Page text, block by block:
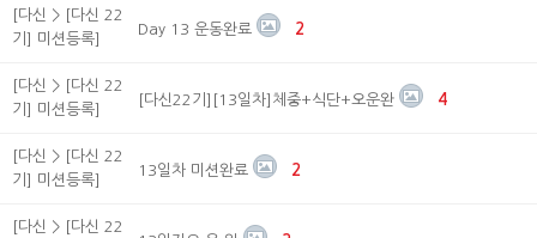
[다신 > [다신 22
기] 미션등록]
Day 13 운동완료 2
[다신 > [다신 22
기] 미션등록]
[다신22기][13일차]체중+식단+오운완 4
[다신 > [다신 22
기] 미션등록]
13일차 미션완료 2
[다신 > [다신 22